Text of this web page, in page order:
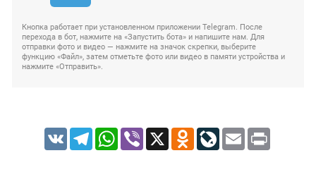
Кнопка работает при установленном приложении Telegram. После
перехода в бот, нажмите на «Запустить бота» и напишите нам. Для
отправки фото и видео — нажмите на значок скрепки, выберите
функцию «Файл», затем отметьте фото или видео в памяти устройства и
нажмите «Отправить».
VK TelegramWhatsApp
Viber X Odnoklassniki
LiveJournal
Email Print